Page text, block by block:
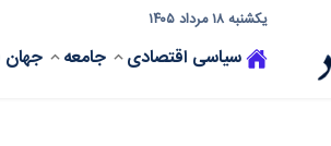
یکشنبه ۱۸ مرداد ۱۴۰۵
سیاسی اقتصادی جامعه جهان